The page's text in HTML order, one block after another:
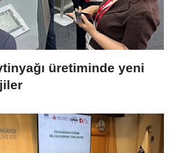
üretiminde yeni